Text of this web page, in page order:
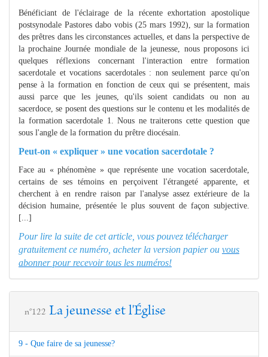
Bénéficiant de l'éclairage de la récente exhortation apostolique
postsynodale Pastores dabo vobis (25 mars 1992), sur la formation
des prêtres dans les circonstances actuelles, et dans la perspective de
la prochaine Journée mondiale de la jeunesse, nous proposons ici
quelques réflexions concernant l'interaction entre formation
sacerdotale et vocations sacerdotales : non seulement parce qu'on
pense à la formation en fonction de ceux qui se présentent, mais
aussi parce que les jeunes, qu'ils soient candidats ou non au
sacerdoce, se posent des questions sur le contenu et les modalités de
la formation sacerdotale 1. Nous ne traiterons cette question que
sous l'angle de la formation du prêtre diocésain.
Peut-on « expliquer » une vocation sacerdotale ?
Face au « phénomène » que représente une vocation sacerdotale,
certains de ses témoins en perçoivent l'étrangeté apparente, et
cherchent à en rendre raison par l'analyse assez extérieure de la
décision humaine, présentée le plus souvent de façon subjective.
[...]
Pour lire la suite de cet article, vous pouvez télécharger
gratuitement ce numéro, acheter la version papier ou vous
abonner pour recevoir tous les numéros!
n°122 La jeunesse et l'Église
9 - Que faire de sa jeunesse?